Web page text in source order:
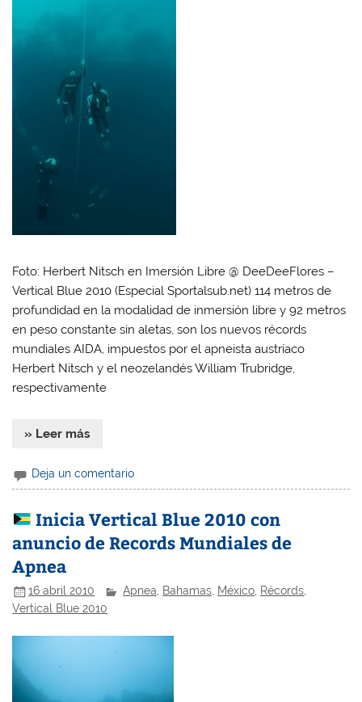
Foto: Herbert Nitsch en Imersión Libre @ DeeDeeFlores –
Vertical Blue 2010 (Especial Sportalsub.net) 114 metros de
profundidad en la modalidad de inmersión libre y 92 metros
en peso constante sin aletas, son los nuevos récords
mundiales AIDA, impuestos por el apneista austríaco
Herbert Nitsch y el neozelandés William Trubridge,
respectivamente
» Leer más
Deja un comentario
Inicia Vertical Blue 2010 con
anuncio de Records Mundiales de
Apnea
16 abril 2010 Apnea Bahamas México Récords
Vertical Blue 2010